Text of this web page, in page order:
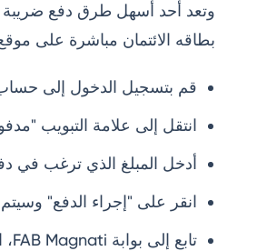
وتعد أحد أسهل طرق دفع ضريبة
بطاقه الائتمان مباشرة على
قم بتسجيل الدخول إلى
انتقل إلى علامة التبويب
أدخل المبلغ الذي ترغب في
انقر على "إجراء الدفع"
تابع إلى بوابة FAB Magnati، انقر على "دفع الآن" واختر طريقة الدفع (فيزا أو ماستركارد).